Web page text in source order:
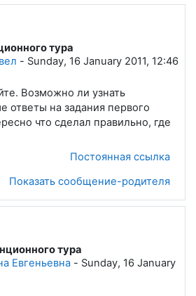
Елена Евгеньевна
тура
- Sunday, 16 January 2011, 12:46
Возможно ли узнать
ответы на задания первого
что сделал правильно, где
Постоянная ссылка
Показать сообщение-родителя
Павелтура
Евгеньевна- Sunday, 16 January